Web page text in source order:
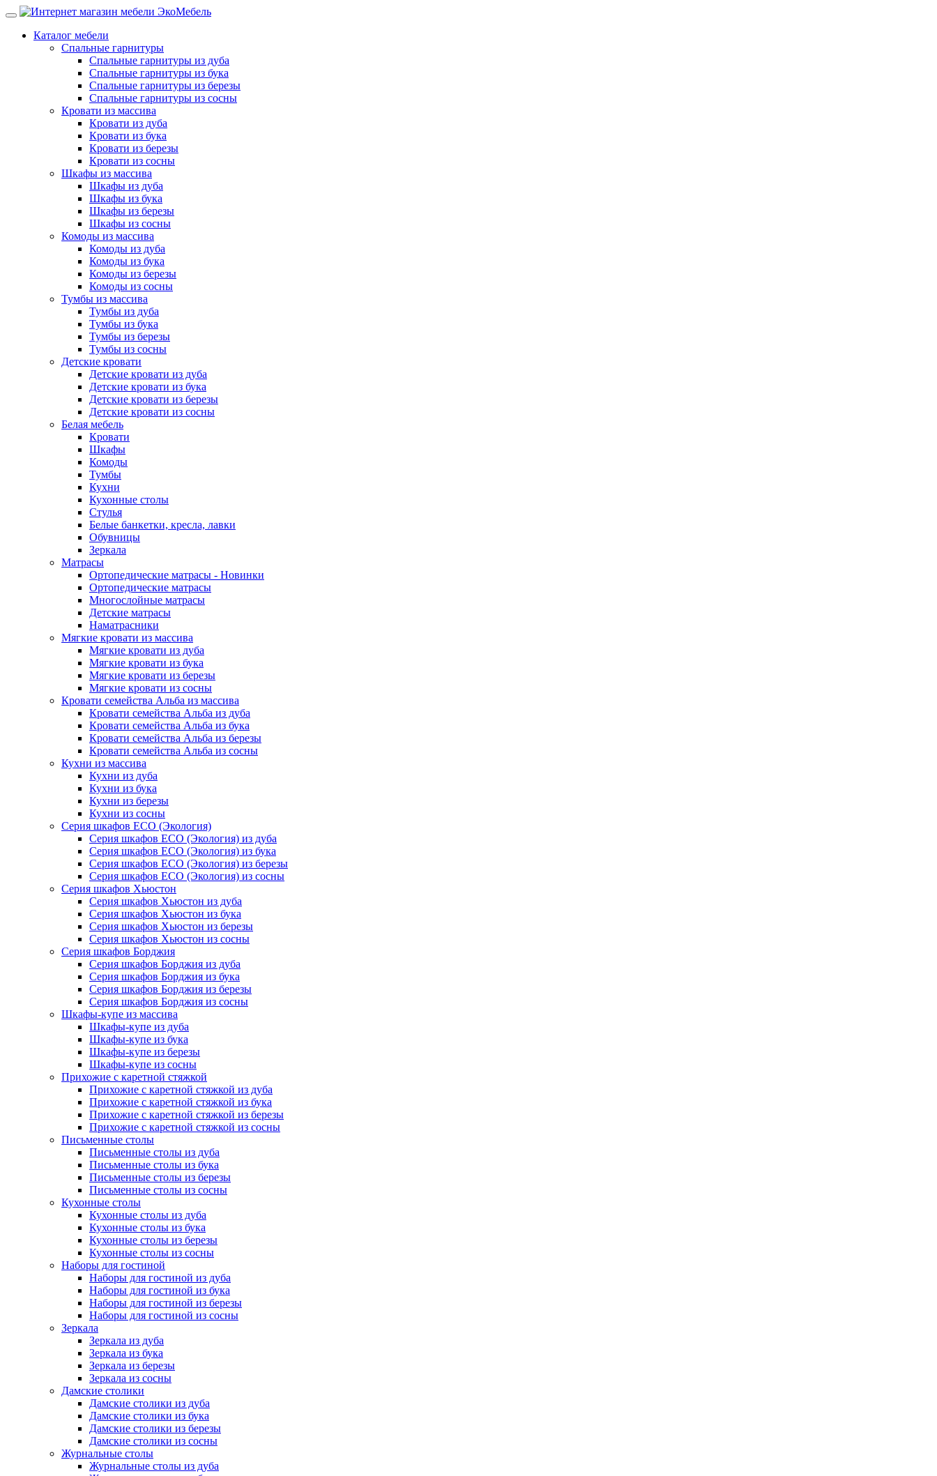
Каталог мебели
Спальные гарнитуры
Спальные гарнитуры из дуба
Спальные гарнитуры из бука
Спальные гарнитуры из березы
Спальные гарнитуры из сосны
Кровати из массива
Кровати из дуба
Кровати из бука
Кровати из березы
Кровати из сосны
Шкафы из массива
Шкафы из дуба
Шкафы из бука
Шкафы из березы
Шкафы из сосны
Комоды из массива
Комоды из дуба
Комоды из бука
Комоды из березы
Комоды из сосны
Тумбы из массива
Тумбы из дуба
Тумбы из бука
Тумбы из березы
Тумбы из сосны
Детские кровати
Детские кровати из дуба
Детские кровати из бука
Детские кровати из березы
Детские кровати из сосны
Белая мебель
Кровати
Шкафы
Комоды
Тумбы
Кухни
Кухонные столы
Стулья
Белые банкетки, кресла, лавки
Обувницы
Зеркала
Матрасы
Ортопедические матрасы - Новинки
Ортопедические матрасы
Многослойные матрасы
Детские матрасы
Наматрасники
Мягкие кровати из массива
Мягкие кровати из дуба
Мягкие кровати из бука
Мягкие кровати из березы
Мягкие кровати из сосны
Кровати семейства Альба из массива
Кровати семейства Альба из дуба
Кровати семейства Альба из бука
Кровати семейства Альба из березы
Кровати семейства Альба из сосны
Кухни из массива
Кухни из дуба
Кухни из бука
Кухни из березы
Кухни из сосны
Серия шкафов ECO (Экология)
Серия шкафов ECO (Экология) из дуба
Серия шкафов ECO (Экология) из бука
Серия шкафов ECO (Экология) из березы
Серия шкафов ECO (Экология) из сосны
Серия шкафов Хьюстон
Серия шкафов Хьюстон из дуба
Серия шкафов Хьюстон из бука
Серия шкафов Хьюстон из березы
Серия шкафов Хьюстон из сосны
Серия шкафов Борджия
Серия шкафов Борджия из дуба
Серия шкафов Борджия из бука
Серия шкафов Борджия из березы
Серия шкафов Борджия из сосны
Шкафы-купе из массива
Шкафы-купе из дуба
Шкафы-купе из бука
Шкафы-купе из березы
Шкафы-купе из сосны
Прихожие с каретной стяжкой
Прихожие с каретной стяжкой из дуба
Прихожие с каретной стяжкой из бука
Прихожие с каретной стяжкой из березы
Прихожие с каретной стяжкой из сосны
Письменные столы
Письменные столы из дуба
Письменные столы из бука
Письменные столы из березы
Письменные столы из сосны
Кухонные столы
Кухонные столы из дуба
Кухонные столы из бука
Кухонные столы из березы
Кухонные столы из сосны
Наборы для гостиной
Наборы для гостиной из дуба
Наборы для гостиной из бука
Наборы для гостиной из березы
Наборы для гостиной из сосны
Зеркала
Зеркала из дуба
Зеркала из бука
Зеркала из березы
Зеркала из сосны
Дамские столики
Дамские столики из дуба
Дамские столики из бука
Дамские столики из березы
Дамские столики из сосны
Журнальные столы
Журнальные столы из дуба